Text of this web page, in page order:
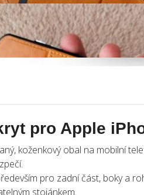
pro Apple
koženkový obal na mobilní
pro zadní část, boky a
stojánkem.